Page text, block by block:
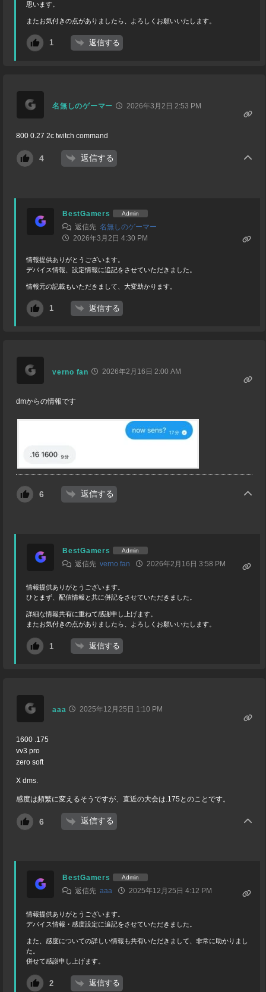
思います。
またお気付きの点がありましたら、よろしくお願いいたします。
1 返信する
名無しのゲーマー 2026年3月2日 2:53 PM
800 0.27 2c twitch command
4 返信する
BestGamers Admin
返信先名無しのゲーマー
2026年3月2日 4:30 PM
情報提供ありがとうございます。
デバイス情報、設定情報に追記をさせていただきました。
情報元の記載もいただきまして、大変助かります。
1 返信する
verno fan 2026年2月16日 2:00 AM
dmからの情報です
6 返信する
BestGamers Admin
返信先verno fan 2026年2月16日 3:58 PM
情報提供ありがとうございます。
ひとまず、配信情報と共に併記をさせていただきました。
詳細な情報共有に重ねて感謝申し上げます。
またお気付きの点がありましたら、よろしくお願いいたします。
1 返信する
aaa 2025年12月25日 1:10 PM
1600 .175
vv3 pro
zero soft
X dms.
感度は頻繁に変えるそうですが、直近の大会は.175とのことです。
6 返信する
BestGamers Admin
返信先aaa 2025年12月25日 4:12 PM
情報提供ありがとうございます。
デバイス情報・感度設定に追記をさせていただきました。
また、感度についての詳しい情報も共有いただきまして、非常に助かりまし
た。
併せて感謝申し上げます。
2 返信する